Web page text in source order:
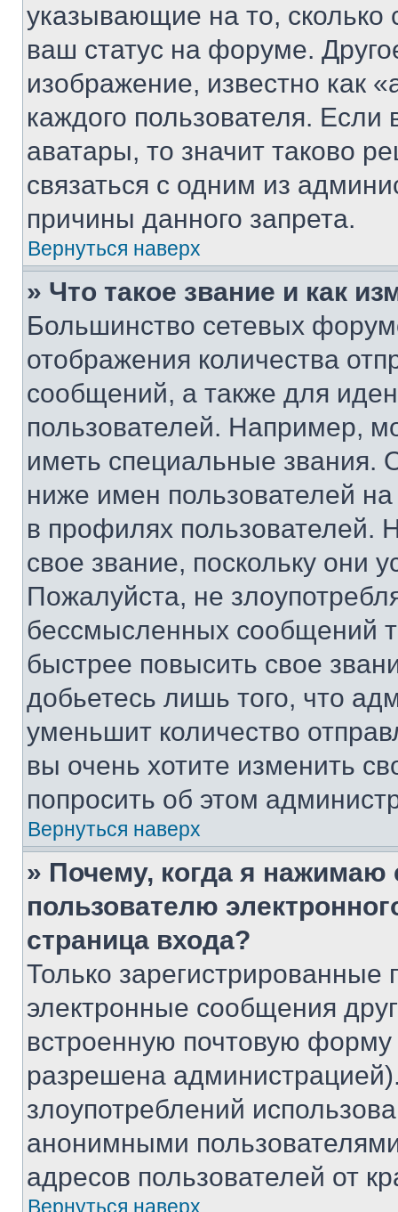
указывающие на то,
ваш статус на форуме.
изображение, известно как
каждого пользователя.
аватары, то значит таково
связаться с одним из
причины данного запрета.
Вернуться наверх
» Что такое звание и как
Большинство сетевых
отображения количества
сообщений, а также для
пользователей. Например,
иметь специальные звания.
ниже имен пользователей
в профилях
свое звание, поскольку они
Пожалуйста, не
бессмысленных сообщений
быстрее повысить свое
добьетесь лишь того, что
уменьшит количество
вы очень хотите изменить
попросить об этом
Вернуться наверх
» Почему, когда я нажимаю
пользователю
страница входа?
Только зарегистрированные
электронные сообщения
встроенную почтовую
разрешена
злоупотреблений
анонимными
адресов пользователей от
Вернуться наверх